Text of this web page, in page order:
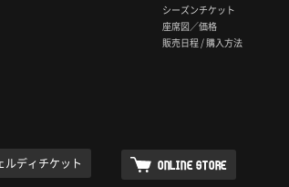
シーズンチケット
座席図／価格
販売日程 / 購入方法
ルディチケット ONLINE STORE